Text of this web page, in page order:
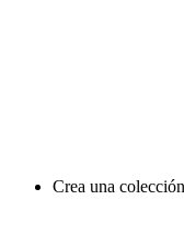
Crea una